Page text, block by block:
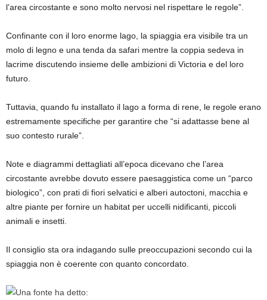
l’area circostante e sono molto nervosi nel rispettare le regole”.
Confinante con il loro enorme lago, la spiaggia era visibile tra un
molo di legno e una tenda da safari mentre la coppia sedeva in
lacrime discutendo insieme delle ambizioni di Victoria e del loro
futuro.
Tuttavia, quando fu installato il lago a forma di rene, le regole erano
estremamente specifiche per garantire che “si adattasse bene al
suo contesto rurale”.
Note e diagrammi dettagliati all’epoca dicevano che l’area
circostante avrebbe dovuto essere paesaggistica come un “parco
biologico”, con prati di fiori selvatici e alberi autoctoni, macchia e
altre piante per fornire un habitat per uccelli nidificanti, piccoli
animali e insetti.
Il consiglio sta ora indagando sulle preoccupazioni secondo cui la
spiaggia non è coerente con quanto concordato.